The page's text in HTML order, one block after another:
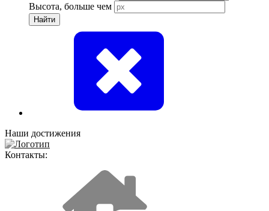
Высота, больше чем
Найти
Наши достижения
Контакты: